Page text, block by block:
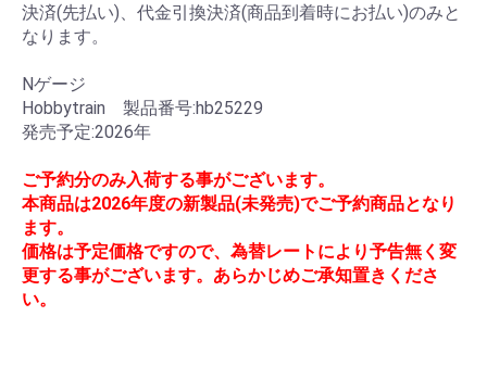
決済(先払い)、代金引換決済(商品到着時にお払い)のみと
なります。
Nゲージ
Hobbytrain 製品番号:hb25229
発売予定:2026年
ご予約分のみ入荷する事がございます。
本商品は2026年度の新製品(未発売)でご予約商品となり
ます。
価格は予定価格ですので、為替レートにより予告無く変
更する事がございます。あらかじめご承知置きくださ
い。